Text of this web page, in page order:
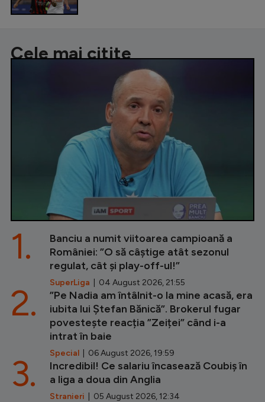
Cele mai citite
Banciu a numit viitoarea campioană a
României: ”O să câștige atât sezonul
regulat, cât și play-off-ul!”
SuperLiga | 04 August 2026, 21:55
1.
”Pe Nadia am întâlnit-o la mine acasă, era
iubita lui Ștefan Bănică”. Brokerul fugar
povestește reacția ”Zeiței” când i-a
intrat în baie
Special | 06 August 2026, 19:59
2.
Incredibil! Ce salariu încasează Coubiș în
a liga a doua din Anglia
Stranieri | 05 August 2026, 12:34
3.